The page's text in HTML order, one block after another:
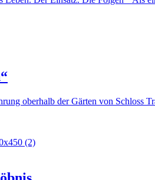
oberhalb der Gärten von Schloss